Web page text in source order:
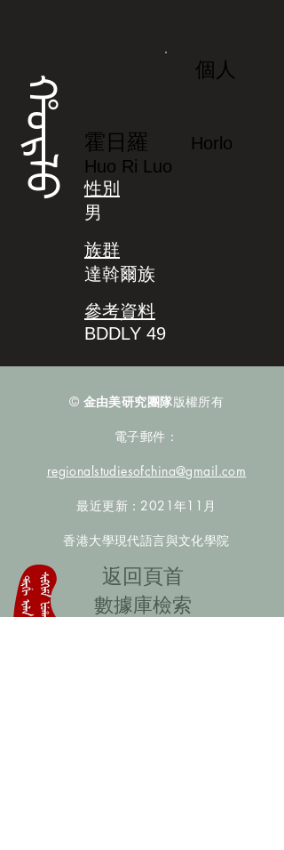
ᡥᠣᡵᠯᠣ
個人
霍日羅
Horlo
Huo Ri Luo
性別
男
族群
達斡爾族
參考資料
BDDLY 49
© 金由美研究團隊版權所有
電子郵件：
regionalstudiesofchina@gmail.com
最近更新：2021年11月
香港大學現代語言與文化學院
​返回頁首
數據庫檢索